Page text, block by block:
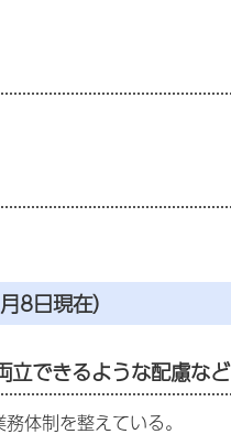
8日現在）
立できるような配慮など
体制を整えている。